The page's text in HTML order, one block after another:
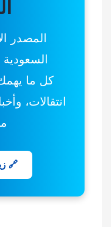
المصدر
السعودية
كل ما يهمك
انتقالات،
🔗